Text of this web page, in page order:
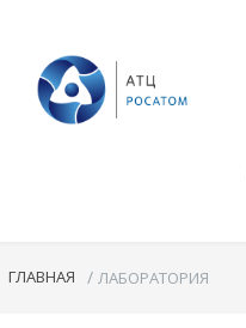
ГЛАВНАЯ / ЛАБОРАТОРИЯ